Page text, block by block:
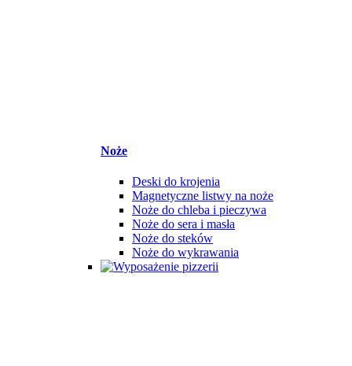
Noże
Deski do krojenia
Magnetyczne listwy na noże
Noże do chleba i pieczywa
Noże do sera i masła
Noże do steków
Noże do wykrawania